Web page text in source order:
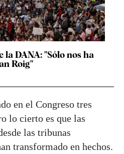
la DANA: "Sólo nos ha
Roig"
en el Congreso tres
lo cierto es que las
las tribunas
transformado en hechos.